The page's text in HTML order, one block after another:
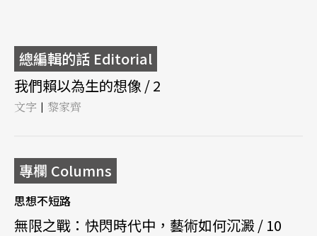
總編輯的話 Editorial
我們賴以為生的想像 / 2
文字 | 黎家齊
專欄 Columns
思想不短路
無限之戰：快閃時代中，藝術如何沉澱 / 10